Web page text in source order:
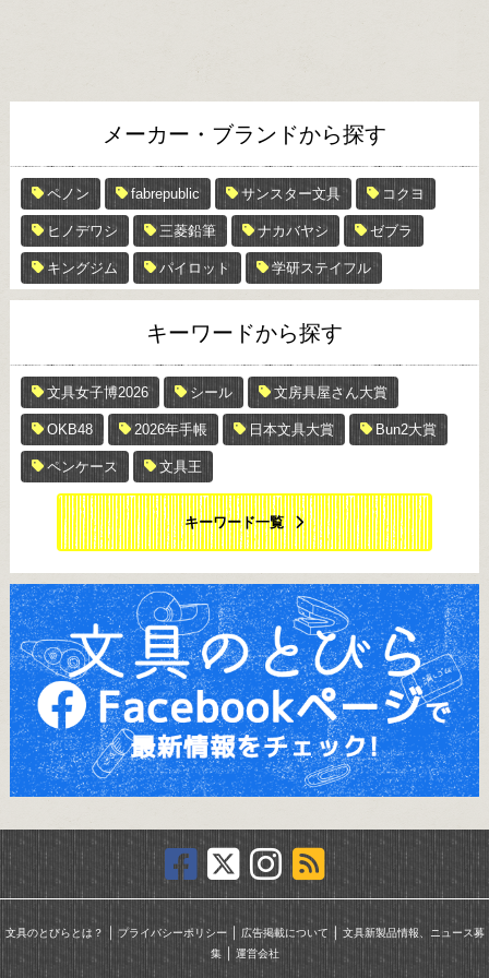
メーカー・ブランドから探す
ペノン fabrepublic サンスター文具 コクヨ
ヒノデワシ 三菱鉛筆 ナカバヤシ ゼブラ
キングジム パイロット 学研ステイフル
キーワードから探す
文具女子博2026 シール 文房具屋さん大賞
OKB48 2026年手帳 日本文具大賞 Bun2大賞
ペンケース 文具王
キーワード一覧
文具のとびらとは？ ｜ プライバシーポリシー｜ 広告掲載について ｜ 文具新製品情報、ニュース募
集｜ 運営会社